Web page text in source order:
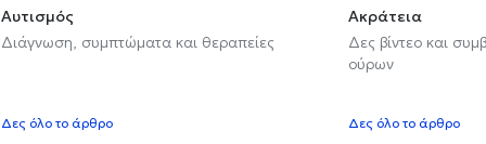
Αυτισμός
Διάγνωση, συμπτώματα και θεραπείες
Δες όλο το άρθρο
Ακράτεια
Δες βίντεο και
ούρων
Δες όλο το άρθρο